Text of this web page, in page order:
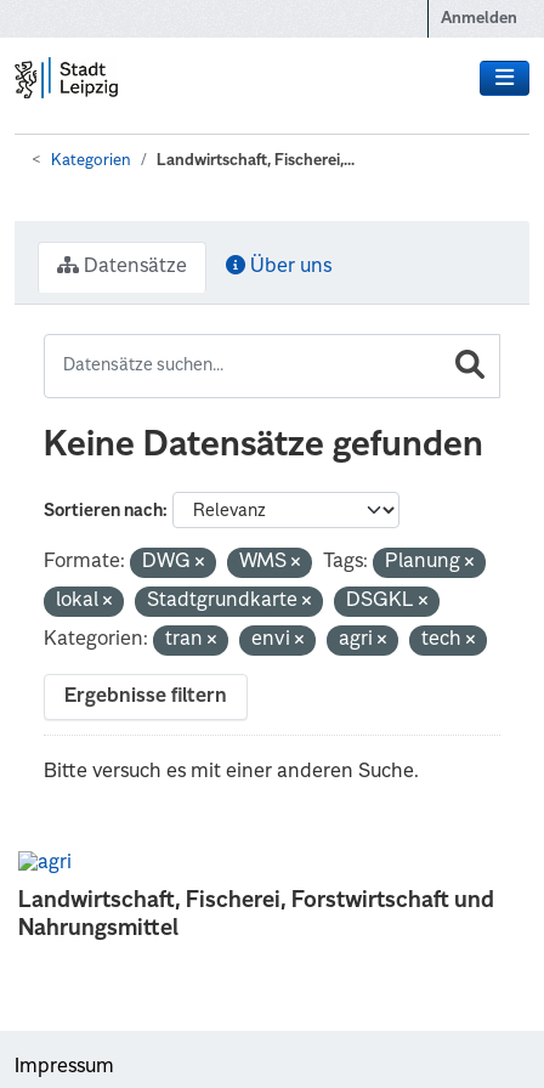
Anmelden
Kategorien Landwirtschaft, Fischerei,...
Landwirtschaft, Fischerei, Forstwirtschaft und
Nahrungsmittel
Datensätze Über uns
Keine Datensätze gefunden
Sortieren nach
Formate: DWG WMS Tags:
Planung
lokal
Stadtgrundkarte
DSGKL
Kategorien:
tran envi agri tech
Ergebnisse filtern
Bitte versuch es mit einer anderen Suche.
Impressum